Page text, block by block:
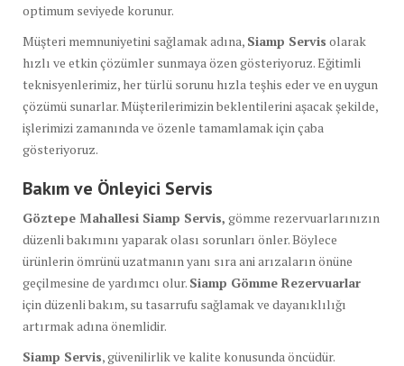
optimum seviyede korunur.
Müşteri memnuniyetini sağlamak adına, Siamp Servis olarak
hızlı ve etkin çözümler sunmaya özen gösteriyoruz. Eğitimli
teknisyenlerimiz, her türlü sorunu hızla teşhis eder ve en uygun
çözümü sunarlar. Müşterilerimizin beklentilerini aşacak şekilde,
işlerimizi zamanında ve özenle tamamlamak için çaba
gösteriyoruz.
Bakım ve Önleyici Servis
Göztepe Mahallesi Siamp Servis, gömme rezervuarlarınızın
düzenli bakımını yaparak olası sorunları önler. Böylece
ürünlerin ömrünü uzatmanın yanı sıra ani arızaların önüne
geçilmesine de yardımcı olur. Siamp Gömme Rezervuarlar
için düzenli bakım, su tasarrufu sağlamak ve dayanıklılığı
artırmak adına önemlidir.
Siamp Servis, güvenilirlik ve kalite konusunda öncüdür.